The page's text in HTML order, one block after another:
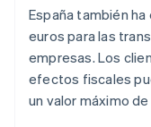
España también
euros para las
empresas. Los
efectos fiscales
un valor máximo